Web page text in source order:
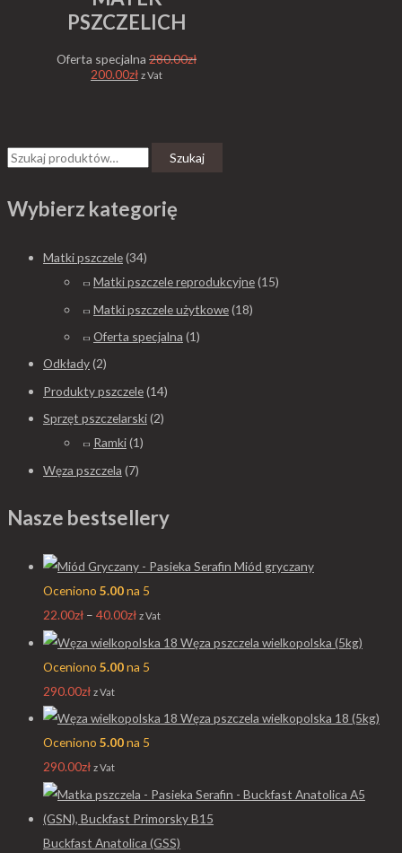
Szukaj
Wybierz kategorię
Matki pszczele(34)
Matki pszczele reprodukcyjne(15)
Matki pszczele użytkowe(18)
Oferta specjalna (1)
Odkłady(2)
Produkty pszczele(14)
Sprzęt pszczelarski(2)
Ramki(1)
Węza pszczela (7)
Nasze bestsellery
Miód gryczany
Oceniono 5.00na 5
22.00zł – 40.00zł
z
d
.
0
ł
z Vat
Węza pszczela wielkopolska (5kg)
Oceniono 5.00na 5
290.00zł z Vat
Węza pszczela wielkopolska 18 (5kg)
Oceniono 5.00na 5
290.00zł z Vat
Buckfast Anatolica (GSS)
z
d
.
0
ł
z
d
.
0
ł
PSZCZELICH
Oferta specjalna 280.00zł
200.00zł z Vat